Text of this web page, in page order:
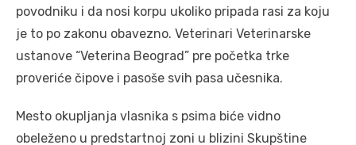
povodniku i da nosi korpu ukoliko pripada rasi za koju
je to po zakonu obavezno. Veterinari Veterinarske
ustanove “Veterina Beograd” pre početka trke
proveriće čipove i pasoše svih pasa učesnika.
Mesto okupljanja vlasnika s psima biće vidno
obeleženo u predstartnoj zoni u blizini Skupštine